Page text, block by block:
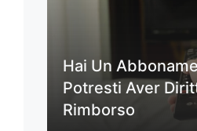
Hai Un
Potresti Aver
Rimborso